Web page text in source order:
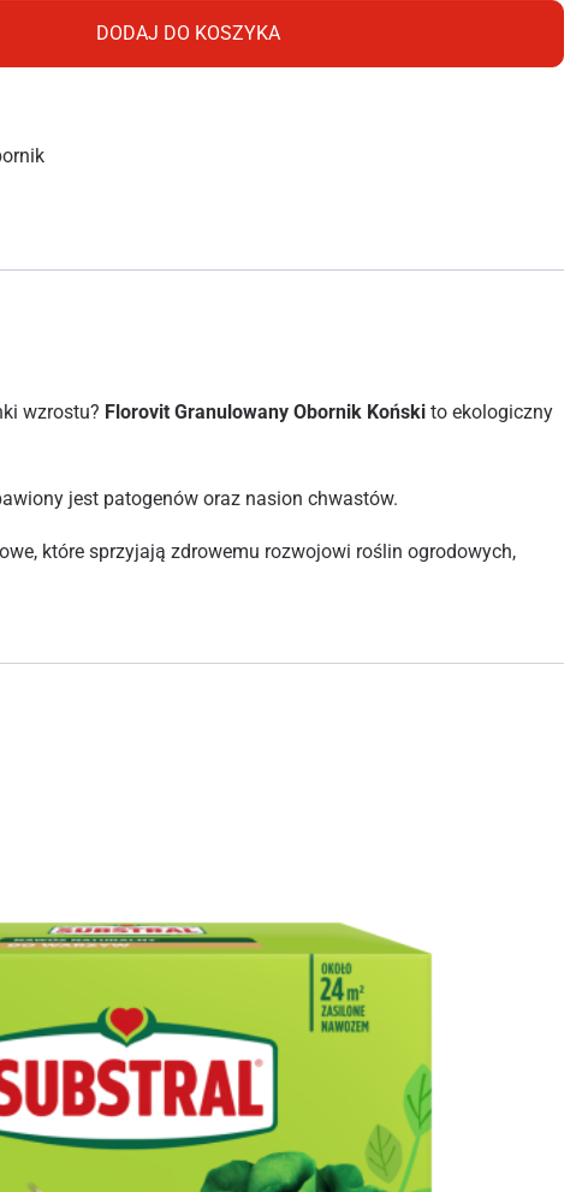
DODAJ DO KOSZYKA
wzrostu? Florovit Granulowany Obornik Koński to ekologiczny
jest patogenów oraz nasion chwastów.
które sprzyjają zdrowemu rozwojowi roślin ogrodowych,